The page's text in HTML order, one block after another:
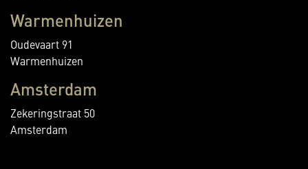
Warmenhuizen
Oudevaart 91
Warmenhuizen
Amsterdam
Zekeringstraat 50
Amsterdam